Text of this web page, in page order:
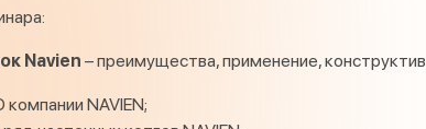
Navien – преимущества, применение,
NAVIEN;